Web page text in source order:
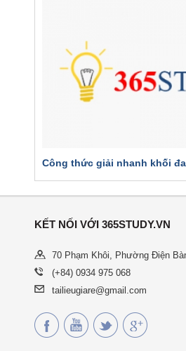
Công thức giải nhanh khối
KẾT NỐI VỚI 365STUDY.VN
70 Phạm Khôi, Phường Điện
(+84) 0934 975 068
tailieugiare@gmail.com